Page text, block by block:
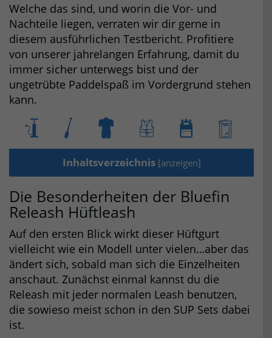
Welche das sind, und worin die Vor- und
Nachteile liegen, verraten wir dir gerne in
diesem ausführlichen Testbericht. Profitiere
von unserer jahrelangen Erfahrung, damit du
immer sicher unterwegs bist und der
ungetrübte Paddelspaß im Vordergrund stehen
kann.
Inhaltsverzeichnis [anzeigen]
Die Besonderheiten der Bluefin
Releash Hüftleash
Auf den ersten Blick wirkt dieser Hüftgurt
vielleicht wie ein Modell unter vielen…aber das
ändert sich, sobald man sich die Einzelheiten
anschaut. Zunächst einmal kannst du die
Releash mit jeder normalen Leash benutzen,
die sowieso meist schon in den SUP Sets dabei
ist.